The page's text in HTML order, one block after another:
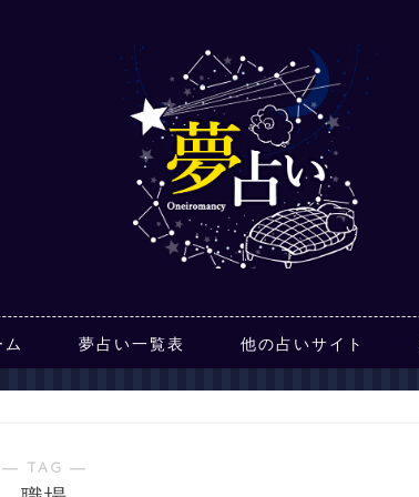
ム 夢占い一覧表 他の占いサイト
― TAG ―